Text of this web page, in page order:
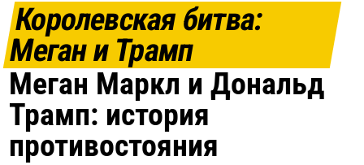
Королевская битва:
Меган и Трамп
Меган Маркл и Дональд
Трамп: история
противостояния